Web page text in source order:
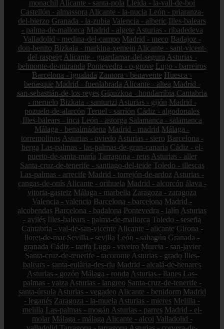
monachil Alicante - santa-pola Lleida - la-vall-de-boí
Castellón - almassora Alicante - la-nucia León - priaranza-
del-bierzo Granada - la-zubia Valencia - alberic Illes-balears
- palma-de-mallorca Madrid - algete Asturias - ribadedeva
Valladolid - medina-del-campo Madrid - meco Badajoz -
don-benito Bizkaia - markina-xemein Alicante - sant-vicent-
del-raspeig Alicante - guardamar-del-segura Asturias -
belmonte-de-miranda Pontevedra - o-grove Lugo - barreiros
Barcelona - igualada Zamora - benavente Huesca -
benasque Madrid - fuenlabrada Alicante - altea Madrid -
san-sebastián-de-los-reyes Gipuzkoa - hondarribia Cantabria
- meruelo Bizkaia - santurtzi Asturias - gijón Madrid -
pozuelo-de-alarcón Teruel - sarrión Cádiz - algodonales
Illes-balears - inca León - astorga Salamanca - salamanca
Málaga - benalmádena Madrid - madrid Málaga -
torremolinos Asturias - oviedo Asturias - siero Barcelona -
berga Las-palmas - las-palmas-de-gran-canaria Cádiz - el-
puerto-de-santa-maría Tarragona - reus Asturias - aller
Santa-cruz-de-tenerife - santiago-del-teide Toledo - illescas
Las-palmas - arrecife Madrid - torrejón-de-ardoz Asturias -
cangas-de-onís Alicante - orihuela Madrid - alcorcón álava -
vitoria-gasteiz Málaga - marbella Zaragoza - zaragoza
Valencia - valencia Barcelona - barcelona Madrid -
alcobendas Barcelona - badalona Pontevedra - lalín Asturias
- avilés Illes-balears - palma-de-mallorca Toledo - seseña
Cantabria - val-de-san-vicente Alicante - alicante Girona -
lloret-de-mar Sevilla - sevilla León - sahagún Granada -
granada Cádiz - tarifa Lugo - viveiro Murcia - san-javier
Santa-cruz-de-tenerife - tacoronte Asturias - grado Illes-
balears - santa-eulària-des-riu Madrid - alcalá-de-henares
Asturias - gozón Málaga - ronda Asturias - llanes Las-
palmas - yaiza Asturias - langreo Santa-cruz-de-tenerife -
santa-úrsula Asturias - vegadeo Alicante - benidorm Madrid
- leganés Zaragoza - la-muela Asturias - mieres Melilla -
melilla Las-palmas - mogán Asturias - parres Madrid - el-
molar Málaga - málaga Alicante - alcoi Valladolid -